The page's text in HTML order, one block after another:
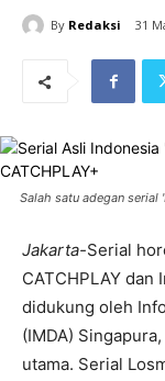
By Redaksi 31
Salah satu adegan serial
Jakarta-Serial
CATCHPLAY
didukung oleh
(IMDA)
utama. Serial